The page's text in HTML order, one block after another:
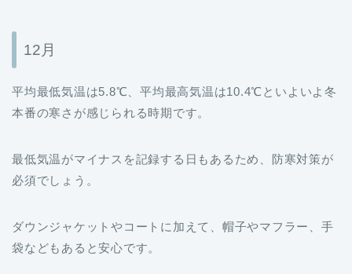
12月
平均最低気温は5.8℃、平均最高気温は10.4℃といよいよ冬
本番の寒さが感じられる時期です。
最低気温がマイナスを記録する日もあるため、防寒対策が
必須でしょう。
ダウンジャケットやコートに加えて、帽子やマフラー、手
袋などもあると安心です。